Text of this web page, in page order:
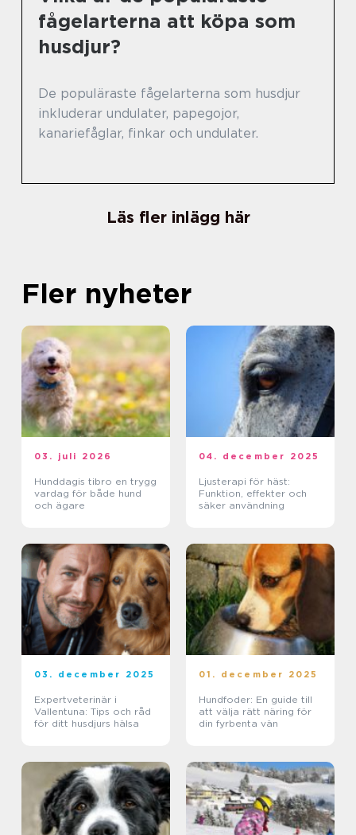
fågelarterna att köpa som
husdjur?
De populäraste fågelarterna som husdjur
inkluderar undulater, papegojor,
kanariefåglar, finkar och undulater.
Läs fler inlägg här
Fler nyheter
03. juli 2026
Hunddagis tibro en trygg
vardag för både hund
och ägare
04. december 2025
Ljusterapi för häst:
Funktion, effekter och
säker användning
03. december 2025
Expertveterinär i
Vallentuna: Tips och råd
för ditt husdjurs hälsa
01. december 2025
Hundfoder: En guide till
att välja rätt näring för
din fyrbenta vän